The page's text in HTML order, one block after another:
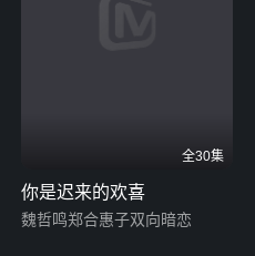
全30集
你是迟来的欢喜
魏哲鸣郑合惠子双向暗恋